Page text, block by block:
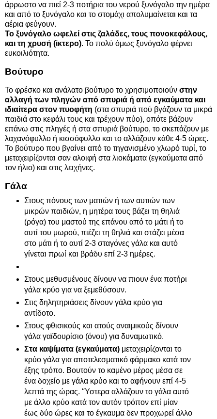
άρρωστο να πιεί 2-3 ποτήρια του νερού ξυνόγαλο την ημέρα
και από το ξυνόγαλο και το στομάχι απολυμαίνεται και τα
αέρια φεύγουν.
Το ξυνόγαλο ωφελεί στις ζαλάδες, τους πονοκεφάλους,
και τη χρυσή (ίκτερο). Το πολύ όμως ξυνόγαλο φέρνει
ευκοιλιότητα.
Βούτυρο
Το φρέσκο και ανάλατο βούτυρο το χρησιμοποιούν στην
αλλαγή των πληγών από σπυριά ή από εγκαύματα και
ιδιαίτερα στον πυοφήτη (στα σπυριά πού βγάζουν τα μικρά
παιδιά στο κεφάλι τους και τρέχουν πύο), οπότε βάζουν
επάνω στις πληγές ή στα σπυριά βούτυρο, το σκεπάζουν με
λαχανόφυλλο ή κισσόφυλλο και το αλλάζουν κάθε 4-5 ώρες.
Το βούτυρο που βγαίνει από το τηγανισμένο χλωρό τυρί, το
μεταχειρίζονται σαν αλοιφή στα λιοκάματα (εγκαύματα από
τον ήλιο) και στις λειχήνες.
Γάλα
Στους πόνους των ματιών ή των αυτιών των
μικρών παιδιών, η μητέρα τους βάζει τη θηλιά
(ρόγα) του μαστού της επάνου από το μάτι ή το
αυτί του μωρού, πιέζει τη θηλιά και στάζει μέσα
στο μάτι ή το αυτί 2-3 σταγόνες γάλα και αυτό
γίνεται πρωί και βράδυ επί 2-3 ημέρες.
Στους μεθυσμένους δίνουν να πιουν ένα ποτήρι
γάλα κρύο για να ξεμεθύσουν.
Στις δηλητηριάσεις δίνουν γάλα κρύο για
αντίδοτο.
Στους φθισικούς και ατούς αναιμικούς δίνουν
γάλα γαϊδουρίσιο (όνου) για δυναμωτικό.
Στα καψίματα (εγκαύματα)μεταχειρίζονται το
κρύο γάλα για αποτελεσματικό φάρμακο κατά τον
έξης τρόπο. Βουτούν το καμένο μέρος μέσα σε
ένα δοχείο με γάλα κρύο και το αφήνουν επί 4-5
λεπτά της ώρας. 'Ύστερα αλλάζουν το γάλα αυτό
με άλλο κρύο κατά τον αυτόν τρόπον επί μίαν
έως δύο ώρες και το έγκαυμα δεν προχωρεί άλλο